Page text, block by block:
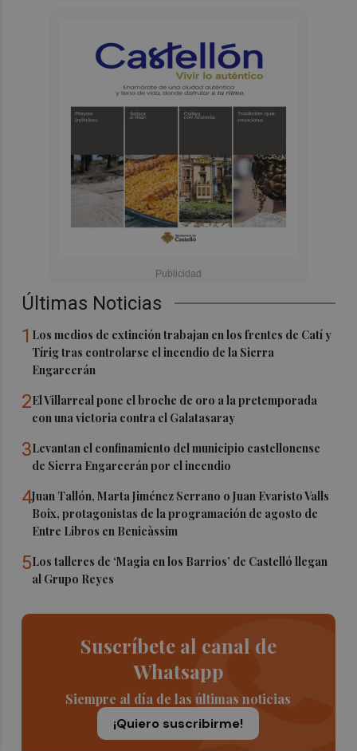
Últimas Noticias
1 Los medios de extinción trabajan en los frentes de Catí y
Tírig tras controlarse el incendio de la Sierra
Engarcerán
2El Villarreal pone el broche de oro a la pretemporada
con una victoria contra el Galatasaray
3Levantan el confinamiento del municipio castellonense
de Sierra Engarcerán por el incendio
4Juan Tallón, Marta Jiménez Serrano o Juan Evaristo Valls
Boix, protagonistas de la programación de agosto de
Entre Libros en Benicàssim
5Los talleres de ‘Magia en los Barrios’ de Castelló llegan
al Grupo Reyes
Suscríbete al canal de
Whatsapp
Siempre al día de las últimas noticias
¡Quiero suscribirme!